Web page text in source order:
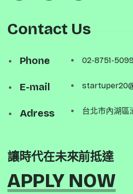
Contact Us
Phone
E-mail
Adress
02-8751-
台北市內湖區
讓時代在未來前抵達
APPLY NOW